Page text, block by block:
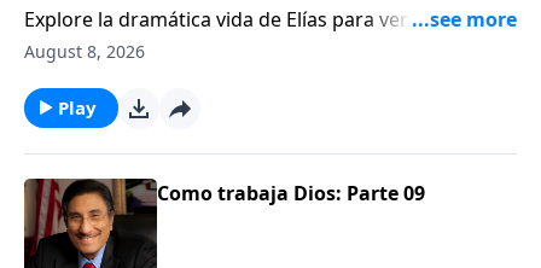
Explore la dramática vida de Elías para ver una
ilustración de cómo Dios trabaja detrás del velo.
August 8, 2026
Play
Como trabaja Dios: Parte 09